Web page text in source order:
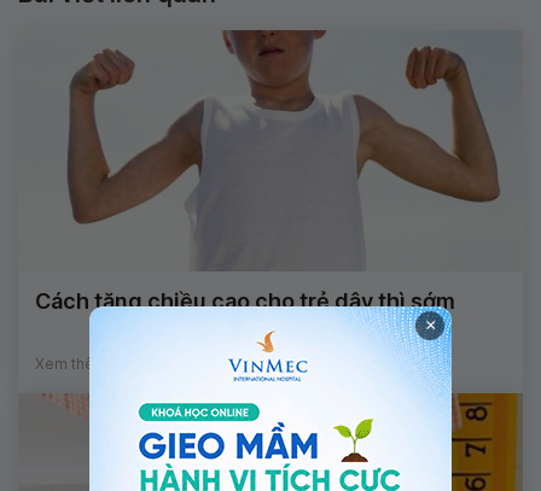
Cách tăng chiều cao cho trẻ dậy thì sớm
Xem thêm
×